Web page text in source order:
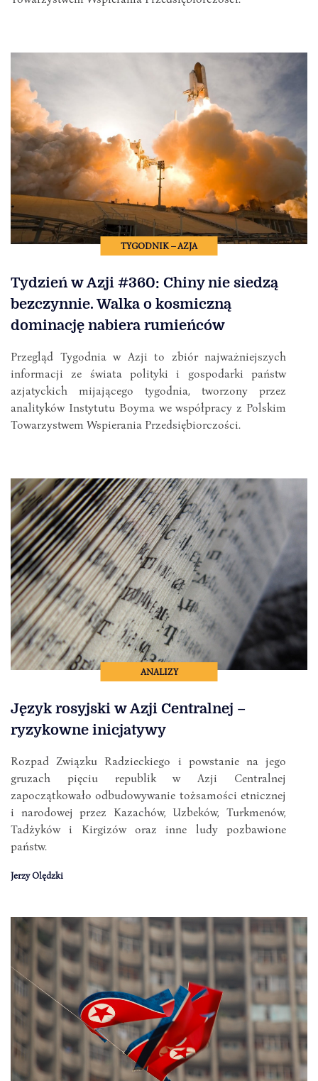
TYGODNIK – AZJA
Tydzień w Azji #360: Chiny nie siedzą
bezczynnie. Walka o kosmiczną
dominację nabiera rumieńców
Przegląd Tygodnia w Azji to zbiór najważniejszych
informacji ze świata polityki i gospodarki państw
azjatyckich mijającego tygodnia, tworzony przez
analityków Instytutu Boyma we współpracy z Polskim
Towarzystwem Wspierania Przedsiębiorczości.
ANALIZY
Język rosyjski w Azji Centralnej –
ryzykowne inicjatywy
Rozpad Związku Radzieckiego i powstanie na jego
gruzach pięciu republik w Azji Centralnej
zapoczątkowało odbudowywanie tożsamości etnicznej
i narodowej przez Kazachów, Uzbeków, Turkmenów,
Tadżyków i Kirgizów oraz inne ludy pozbawione
państw.
Jerzy Olędzki